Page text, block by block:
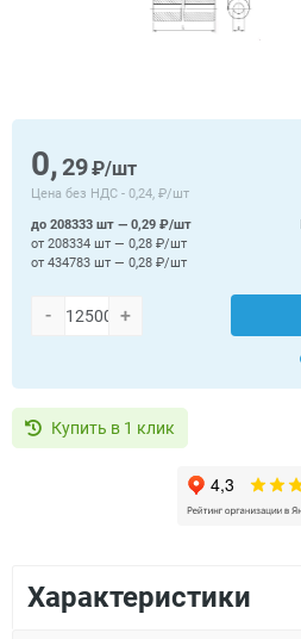
0,29₽/шт
Цена без НДС - 0,24, ₽/шт
- +
до 208333 шт — 0,29 ₽/шт
от 208334 шт — 0,28 ₽/шт
от 434783 шт — 0,28 ₽/шт
Купить в 1 клик
Характеристики